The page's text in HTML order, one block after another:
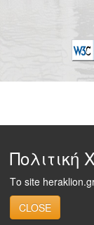
Πολιτική
Το site
CLOSE